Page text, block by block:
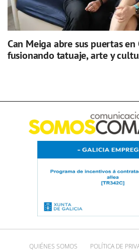
Can Meiga abre sus puertas en
fusionando tatuaje, arte y
QUIÉNES SOMOS POLÍTICA DE